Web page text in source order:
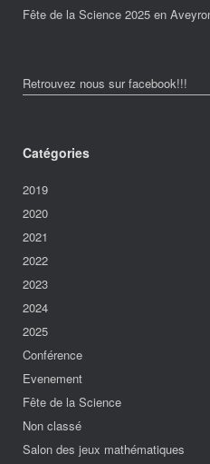
Fête de la Science 2025 en
Retrouvez nous sur facebook!!!
Catégories
2019
2020
2021
2022
2023
2024
2025
Conférence
Evenement
Fête de la Science
Non classé
Salon des jeux mathématiques